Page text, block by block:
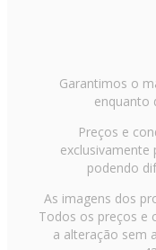
Garantimos o
enquanto
Preços e
exclusivamente
podendo
As imagens dos
Todos os preços e
a alteração sem